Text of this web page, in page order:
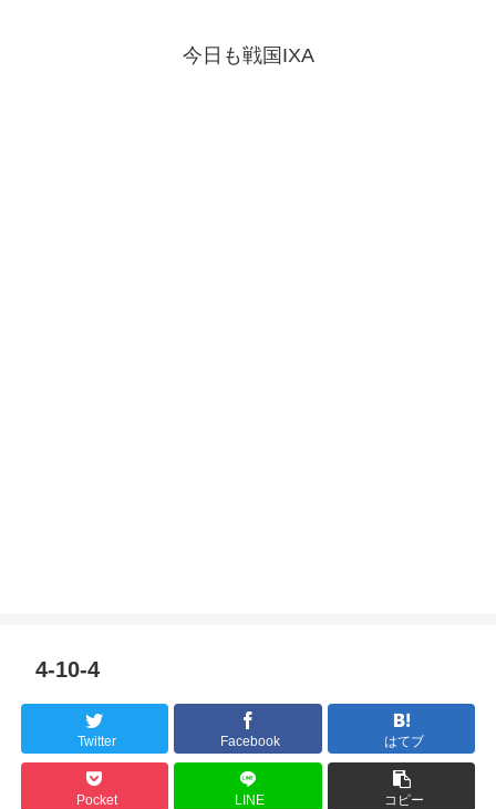
今日も戦国IXA
4-10-4
Twitter Facebook はてブ
Pocket LINE コピー